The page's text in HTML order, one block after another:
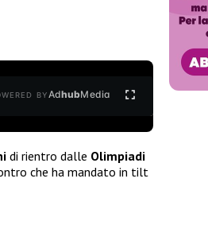
BYAdhubMedia
di rientro dalle Olimpiadi
che ha mandato in tilt